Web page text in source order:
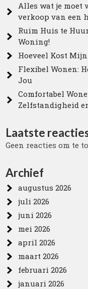
Alles wat je moet
verkoop van een
Ruim Huis te
Woning!
Hoeveel Kost
Flexibel Wonen:
Jou
Comfortabel
Zelfstandigheid
Laatste
Geen reacties om te
Archief
augustus 2026
juli 2026
juni 2026
mei 2026
april 2026
maart 2026
februari 2026
januari 2026